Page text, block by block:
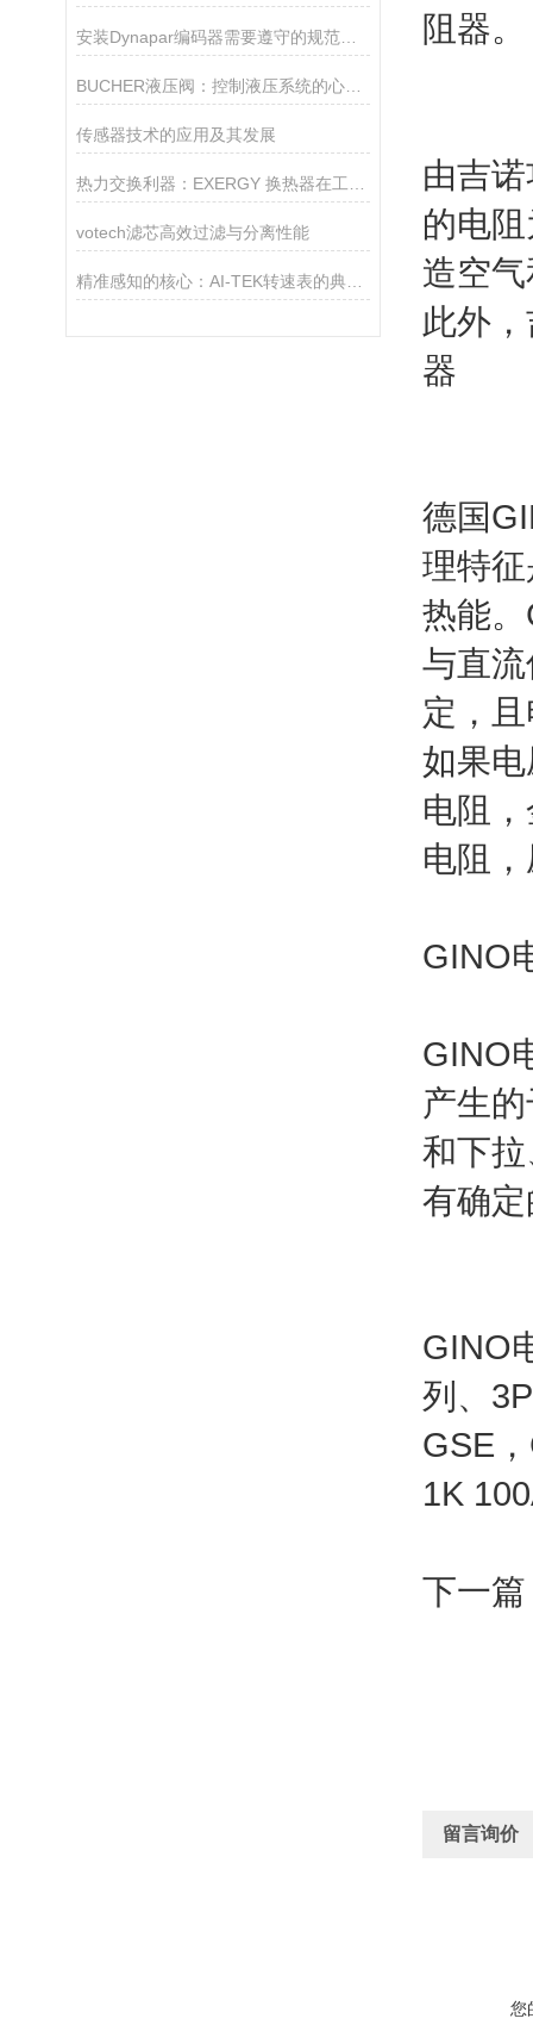
安装Dynapar编码器需要遵守的规范如下
BUCHER液压阀：控制液压系统的心脏！
传感器技术的应用及其发展
votech滤芯高效过滤与分离性能
阻器。
由吉
的电
造空
此外
器
德国
理特
热能
与直
定，
如果
电阻
电阻
GINO
GINO
产生
和下
有确
GINO
列、
GSE
1K
下一
留言询价
您